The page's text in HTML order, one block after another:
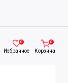
0
Избранное
0
Корзина